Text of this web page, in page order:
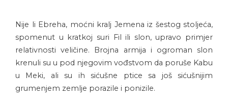
Nije li Ebreha, moćni kralj Jemena iz šestog stoljeća,
spomenut u kratkoj suri Fil ili slon, upravo primjer
relativnosti veličine. Brojna armija i ogroman slon
krenuli su u pod njegovim vođstvom da poruše Kabu
u Meki, ali su ih sićušne ptice sa još sićušnijim
grumenjem zemlje porazile i ponizile.